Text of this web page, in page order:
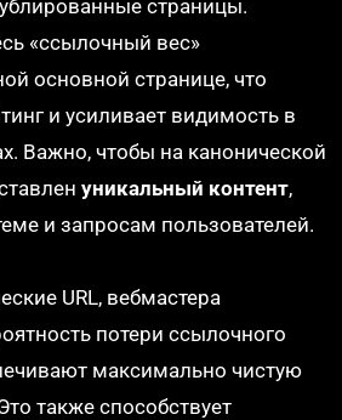
страницы.
«ссылочный вес»
основной странице, что
и усиливает видимость в
Важно, чтобы на канонической
уникальный контент,
и запросам пользователей.
URL, вебмастера
потери ссылочного
максимально чистую
также способствует